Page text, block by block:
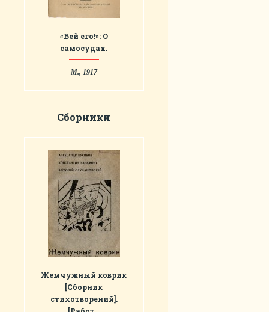
«Бей его!»: О
самосудах.
М., 1917
Сборники
Жемчужный коврик
[Сборник
стихотворений].